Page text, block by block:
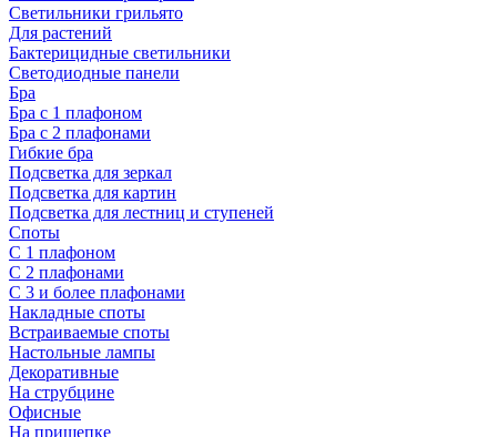
Светильники грильято
Для растений
Бактерицидные светильники
Светодиодные панели
Бра
Бра с 1 плафоном
Бра с 2 плафонами
Гибкие бра
Подсветка для зеркал
Подсветка для картин
Подсветка для лестниц и ступеней
Споты
С 1 плафоном
С 2 плафонами
С 3 и более плафонами
Накладные споты
Встраиваемые споты
Настольные лампы
Декоративные
На струбцине
Офисные
На прищепке